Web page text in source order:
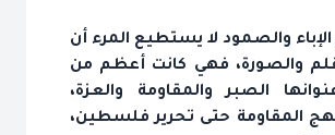
والصمود لا يستطيع المرء أن
والصورة، فهي كانت أعظم من
الصبر والمقاومة والعزة،
المقاومة حتى تحرير فلسطين،